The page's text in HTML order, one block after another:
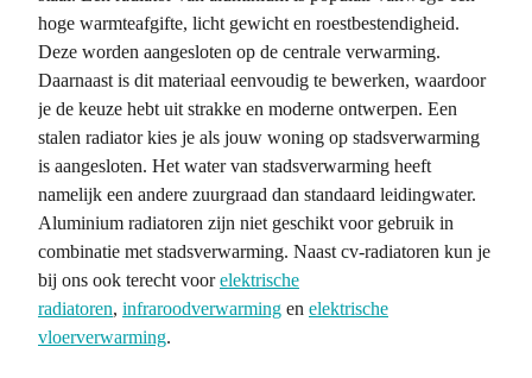
hoge warmteafgifte, licht gewicht en roestbestendigheid.
Deze worden aangesloten op de centrale verwarming.
Daarnaast is dit materiaal eenvoudig te bewerken, waardoor
je de keuze hebt uit strakke en moderne ontwerpen. Een
stalen radiator kies je als jouw woning op stadsverwarming
is aangesloten. Het water van stadsverwarming heeft
namelijk een andere zuurgraad dan standaard leidingwater.
Aluminium radiatoren zijn niet geschikt voor gebruik in
combinatie met stadsverwarming. Naast cv-radiatoren kun je
bij ons ook terecht voorelektrische
radiatoren, infraroodverwarming en elektrische
vloerverwarming.